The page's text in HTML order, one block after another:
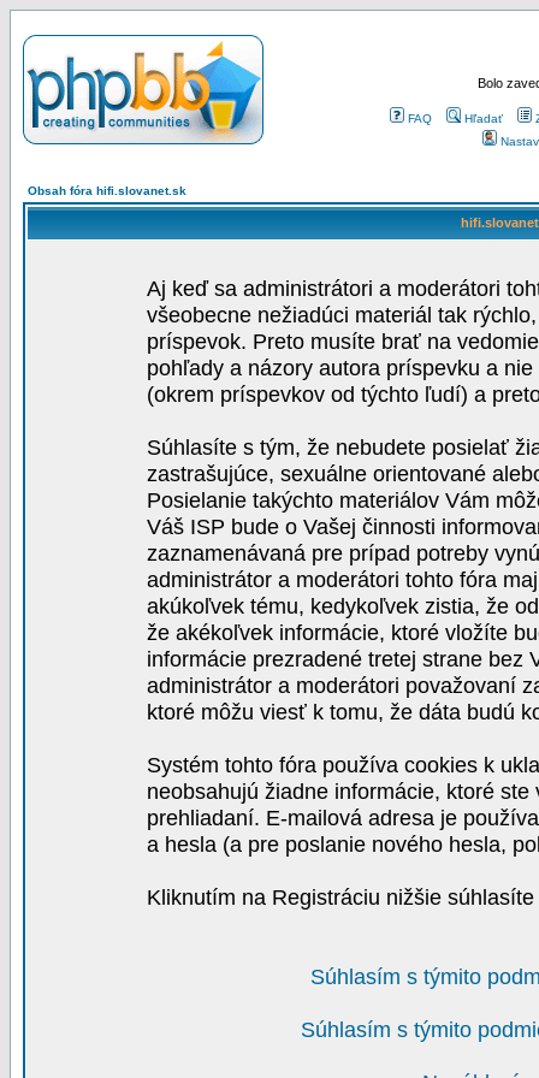
Bolo
FAQ Hľadať
Obsah fóra hifi.slovanet.sk
Aj keď sa administrátori a moderátori
všeobecne nežiadúci materiál tak
príspevok. Preto musíte brať na
pohľady a názory autora príspevku a
(okrem príspevkov od týchto ľudí) a
Súhlasíte s tým, že nebudete posielať
zastrašujúce, sexuálne orientované
Posielanie takýchto materiálov Vám
Váš ISP bude o Vašej činnosti
zaznamenávaná pre prípad potreby
administrátor a moderátori tohto fóra
akúkoľvek tému, kedykoľvek zistia, že
že akékoľvek informácie, ktoré vložíte
informácie prezradené tretej strane bez
administrátor a moderátori považovaní
ktoré môžu viesť k tomu, že dáta budú
Systém tohto fóra používa cookies k
neobsahujú žiadne informácie, ktoré
prehliadaní. E-mailová adresa je
a hesla (a pre poslanie nového hesla,
Kliknutím na Registráciu nižšie
Súhlasím s týmito
Súhlasím s týmito